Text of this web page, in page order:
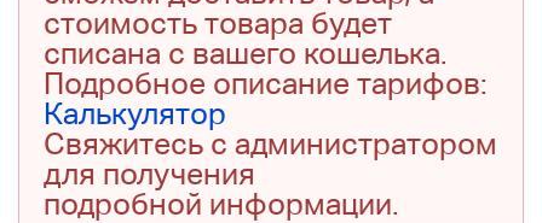
стоимость товара будет
списана с вашего кошелька.
Подробное описание тарифов:
Калькулятор
Свяжитесь с администратором
для получения
подробной информации.